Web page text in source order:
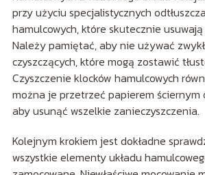
przy użyciu specjalistycznych
hamulcowych, które skutecznie
Należy pamiętać, aby nie używać
czyszczących, które mogą zostawić
Czyszczenie klocków hamulcowych
można je przetrzeć papierem ściernym
aby usunąć wszelkie zanieczyszczenia.
Kolejnym krokiem jest dokładne
wszystkie elementy układu